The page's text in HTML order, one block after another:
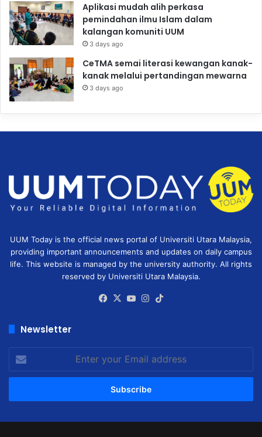
Aplikasi mudah alih perkasa
pemindahan ilmu Islam dalam
kalangan komuniti UUM
3 days ago
CeTMA semai literasi kewangan kanak-
kanak melalui pertandingan mewarna
3 days ago
UUM Today is the official news portal of Universiti Utara Malaysia,
providing important announcements and updates on daily campus
life. This website is managed by the university authority. All rights
reserved by Universiti Utara Malaysia.
Facebook
X YouTubeInstagram
Newsletter
your
Email